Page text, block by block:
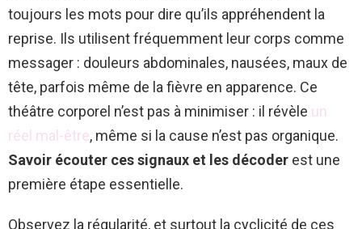
toujours les mots pour dire qu’ils appréhendent la
reprise. Ils utilisent fréquemment leur corps comme
messager : douleurs abdominales, nausées, maux de
tête, parfois même de la fièvre en apparence. Ce
théâtre corporel n’est pas à minimiser : il révèle un
réel mal-être, même si la cause n’est pas organique.
Savoir écouter ces signaux et les décoder est une
première étape essentielle.
Observez la régularité, et surtout la cyclicité de ces